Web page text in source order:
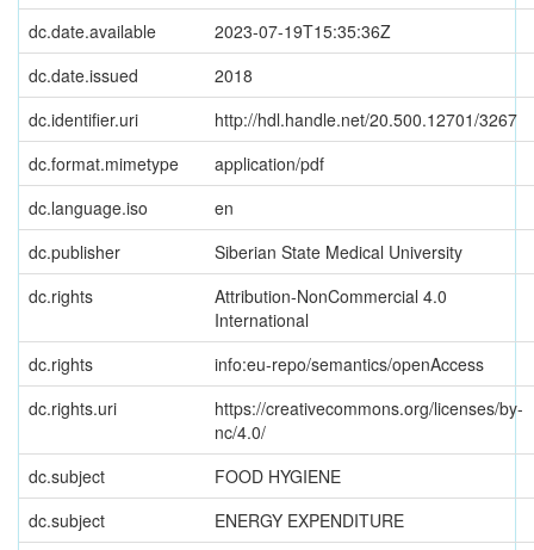
dc.date.available
2023-07-19T15:35:36Z
dc.date.issued
2018
dc.identifier.uri
http://hdl.handle.net/20.500.12701/3267
dc.format.mimetype
application/pdf
dc.language.iso
en
dc.publisher
Siberian State Medical University
dc.rights
Attribution-NonCommercial 4.0
International
dc.rights
info:eu-repo/semantics/openAccess
dc.rights.uri
https://creativecommons.org/licenses/by-
nc/4.0/
dc.subject
FOOD HYGIENE
dc.subject
ENERGY EXPENDITURE